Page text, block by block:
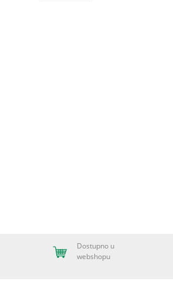
Dostupno u
webshopu